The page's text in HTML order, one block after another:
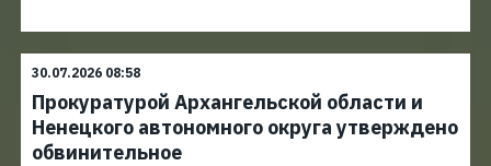
30.07.2026 08:58
Прокуратурой Архангельской области и
Ненецкого автономного округа утверждено
обвинительное